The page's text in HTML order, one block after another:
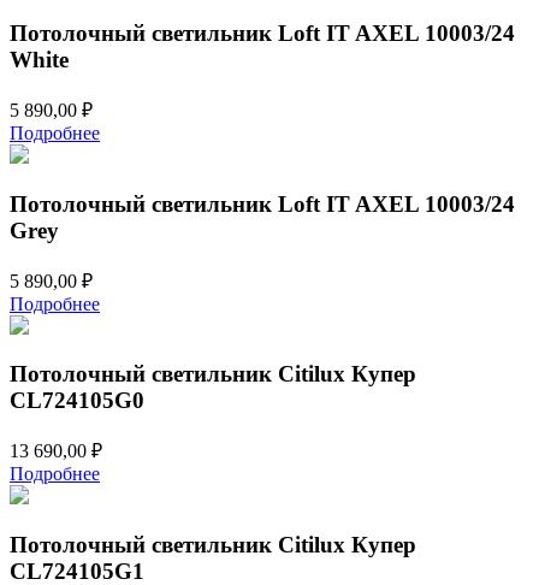
Потолочный светильник Loft IT AXEL 10003/24
White
5 890,00 ₽
Подробнее
Потолочный светильник Loft IT AXEL 10003/24
Grey
5 890,00 ₽
Подробнее
Потолочный светильник Citilux Купер
CL724105G0
13 690,00 ₽
Подробнее
Потолочный светильник Citilux Купер
CL724105G1